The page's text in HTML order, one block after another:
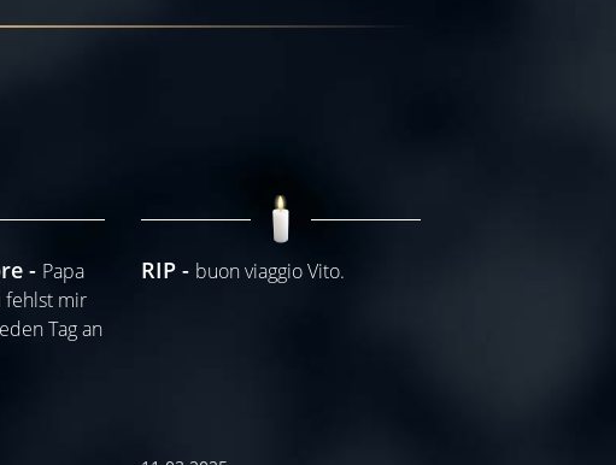
Papa
fehlst mir
Tag an
RIP buon viaggio Vito.